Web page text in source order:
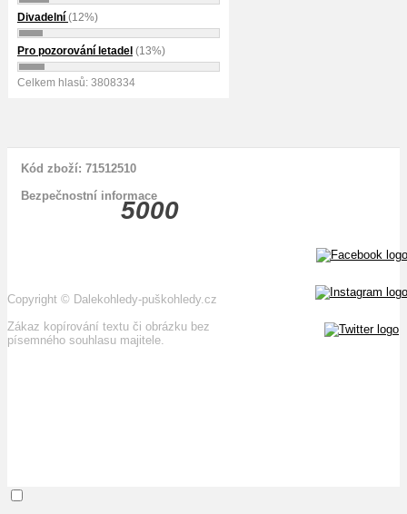
Divadelní (12%)
Pro pozorování letadel (13%)
Celkem hlasů: 3808334
5000
Kód zboží: 71512510
Bezpečnostní informace
Copyright © Dalekohledy-puškohledy.cz
Zákaz kopírování textu či obrázku bez
písemného souhlasu majitele.